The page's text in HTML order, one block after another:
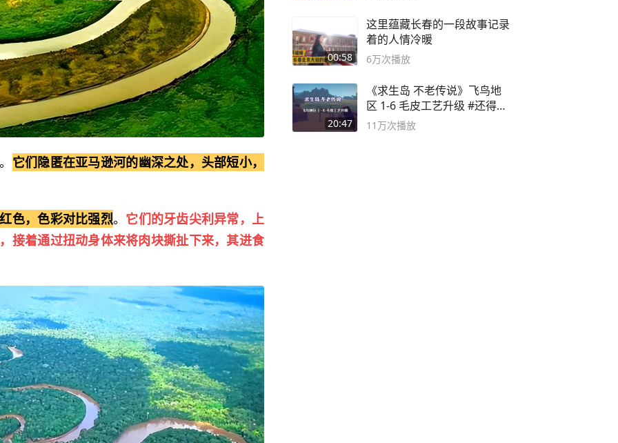
它们隐匿在亚马逊河的幽深之处，头部短小，
色，色彩对比强烈。 它们的牙齿尖利异常，上
接着通过扭动身体来将肉块撕扯下来，其进食
00:58
这里蕴藏长春的一段故事记录
着的人情冷暖
6万次播放
20:47
《求生岛 不老传说》飞鸟地
区 1-6 毛皮工艺升级 #还得是
主机大作
11万次播放